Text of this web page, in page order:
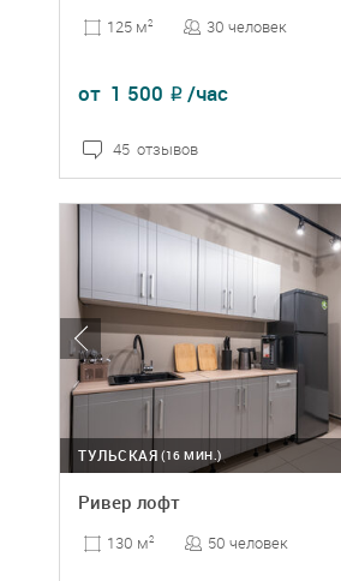
125 м2 30 человек
от 1 500 ₽ /час
45 отзывов
(16 МИН.)
ТУЛЬСКАЯ
Ривер лофт
130 м2 50 человек